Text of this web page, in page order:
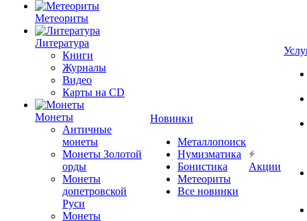
Метеориты
Литература
Книги
Журналы
Видео
Карты на CD
Монеты
Античные
монеты
Монеты Золотой
орды
Монеты
допетровской
Руси
Монеты
Новинки
Металлопоиск
Нумизматика
Бонистика
Метеориты
Все новинки
Акции